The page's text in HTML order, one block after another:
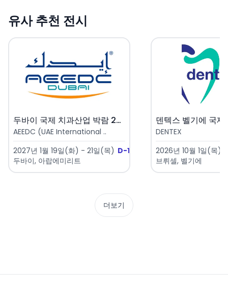
유사 추천 전시
두바이 국제 치과산업 박람 202..
AEEDC (UAE International ..
2027년 1월 19일(화) - 21일(목) D-164
두바이, 아랍에미리트
DENTEX
2026년 10월 1일(목)
브뤼셀, 벨기에
더보기